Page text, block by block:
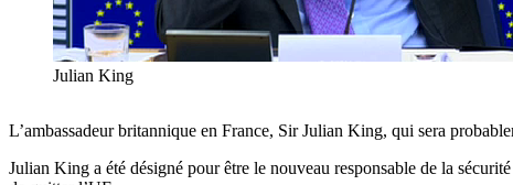
Julian King
L’ambassadeur britannique en France, Sir Julian King, qui sera
Julian King a été désigné pour être le nouveau responsable de la